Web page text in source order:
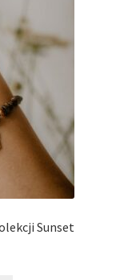
Sunset